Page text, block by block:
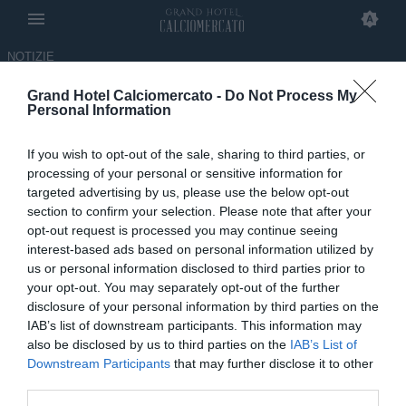
Grand Hotel Calciomercato - Do Not Process My
Personal Information
If you wish to opt-out of the sale, sharing to third parties, or
processing of your personal or sensitive information for
targeted advertising by us, please use the below opt-out
section to confirm your selection. Please note that after your
opt-out request is processed you may continue seeing
interest-based ads based on personal information utilized by
us or personal information disclosed to third parties prior to
your opt-out. You may separately opt-out of the further
disclosure of your personal information by third parties on the
IAB’s list of downstream participants. This information may
also be disclosed by us to third parties on the IAB’s List of
Downstream Participants that may further disclose it to other
NOTIZIE
Bouaddi brilla con il Marocco:
lo scorso anno poteva arrivare
in Serie A
15.06.2026 16:00 di Alessandro Mammana